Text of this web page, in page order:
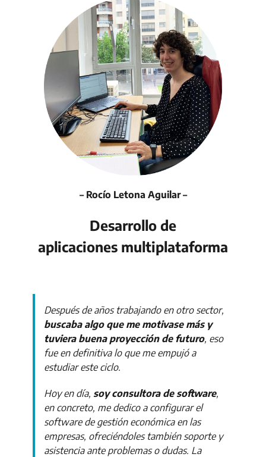
– Rocío Letona Aguilar –
Desarrollo de
aplicaciones multiplataforma
Después de años trabajando en otro sector,
buscaba algo que me motivase más y
tuviera buena proyección de futuro, eso
fue en definitiva lo que me empujó a
estudiar este ciclo.
Hoy en día, soy consultora de software,
en concreto, me dedico a configurar el
software de gestión económica en las
empresas, ofreciéndoles también soporte y
asistencia ante problemas o dudas. La